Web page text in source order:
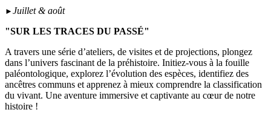
► Juillet & août
"SUR LES TRACES DU PASSÉ"
A travers une série d’ateliers, de visites et de projections, plongez
dans l’univers fascinant de la préhistoire. Initiez-vous à la fouille
paléontologique, explorez l’évolution des espèces, identifiez des
ancêtres communs et apprenez à mieux comprendre la classification
du vivant. Une aventure immersive et captivante au cœur de notre
histoire !